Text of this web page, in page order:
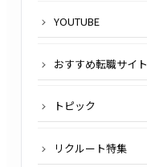
YOUTUBE
おすすめ転職サイト
トピック
リクルート特集